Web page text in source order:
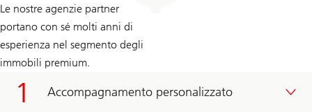
Le nostre agenzie partner
portano con sé molti anni di
esperienza nel segmento degli
immobili premium.
Accompagnamento personalizzato